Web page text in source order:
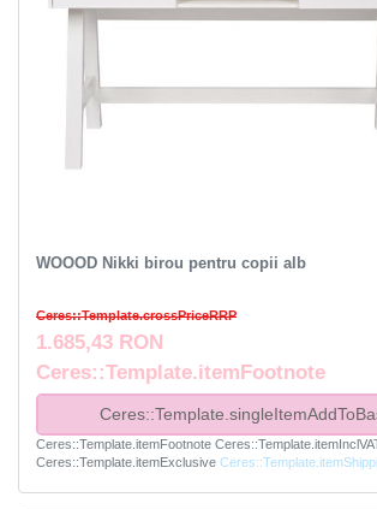
WOOOD Nikki birou pentru copii alb
Ceres::Template.crossPriceRRP
1.685,43 RON
Ceres::Template.itemFootnote
Ceres::Template.itemFootnote
Ceres::Template.itemExclusive